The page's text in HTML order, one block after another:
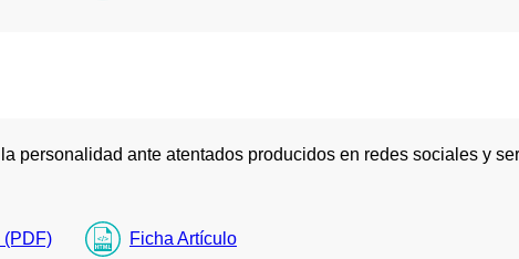
personalidad ante atentados producidos en redes sociales y
(PDF) Ficha Artículo